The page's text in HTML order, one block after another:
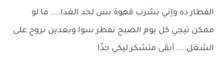
الفطار ده وإني بشرب قهوة بس لحد الغدا.... فا لو
ممكن تيجي كل يوم الصبح نفطر سوا وبعدين نروح على
الشغل.... أبقى متشكر ليكي جدًا